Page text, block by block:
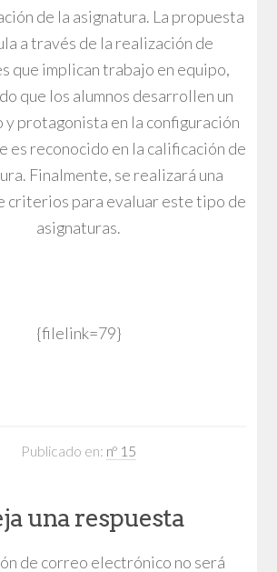
de la asignatura. La propuesta
a través de la realización de
que implican trabajo en equipo,
que los alumnos desarrollen un
y protagonista en la configuración
es reconocido en la calificación de
Finalmente, se realizará una
criterios para evaluar este tipo de
asignaturas.
{filelink=79}
Publicado en: nº 15
una respuesta
de correo electrónico no será